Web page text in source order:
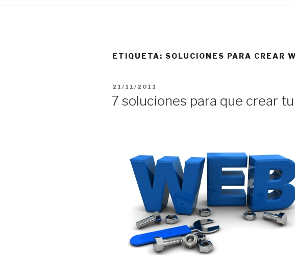
ETIQUETA: SOLUCIONES PARA CREAR
PUBLICADO
21/11/2011
7 soluciones para que crear